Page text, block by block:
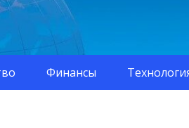
Финансы